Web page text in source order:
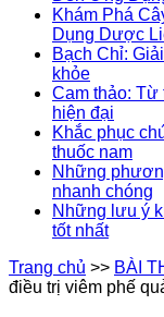
Khám Phá
Dụng Dược
Bạch Chỉ:
khỏe
Cam thảo: Từ
hiện đại
Khắc phục
thuốc nam
Những
nhanh chóng
Những lưu ý
tốt nhất
Trang chủ >> BÀI
điều trị viêm phế